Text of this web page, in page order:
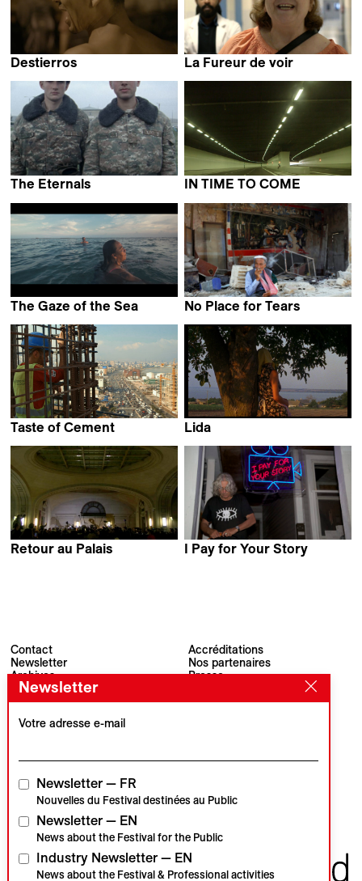
Destierros
La Fureur de voir
The Eternals
IN TIME TO COME
The Gaze of the Sea
No Place for Tears
Taste of Cement
Lida
Retour au Palais
I Pay for Your Story
Contact
Newsletter
Archives
Accréditations
Nos partenaires
Presse
Visions du Réel
CH–1260 Nyon
Partenaires institutionnels
Newsletter
Votre adresse e-mail
Newsletter — FR
Nouvelles du Festival destinées au Public
Newsletter — EN
News about the Festival for the Public
Industry Newsletter — EN
News about the Festival & Professional activities